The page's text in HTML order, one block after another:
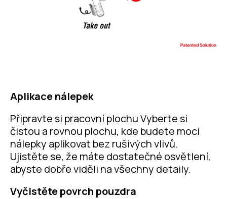
Aplikace nálepek
Připravte si pracovní plochu Vyberte si
čistou a rovnou plochu, kde budete moci
nálepky aplikovat bez rušivých vlivů.
Ujistěte se, že máte dostatečné osvětlení,
abyste dobře viděli na všechny detaily.
Vyčistěte povrch pouzdra